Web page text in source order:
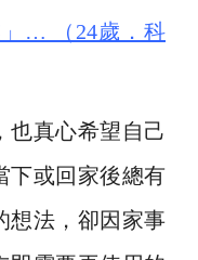
… （24歲．科
也真心希望自己
下或回家後總有
想法，卻因家事